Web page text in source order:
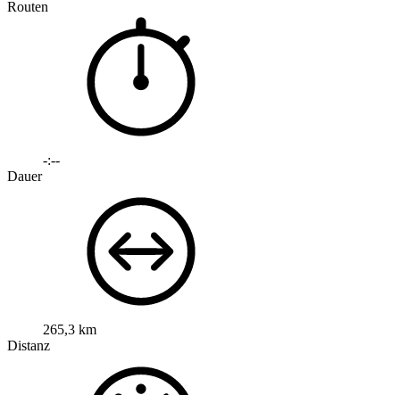
Routen
-:--
Dauer
265,3 km
Distanz